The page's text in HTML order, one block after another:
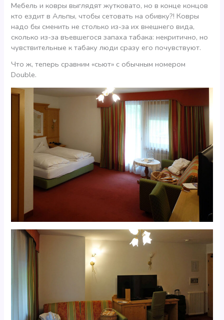
Мебель и ковры выглядят жутковато, но в конце концов
кто ездит в Альпы, чтобы сетовать на обивку?! Ковры
надо бы сменить не столько из-за их внешнего вида,
сколько из-за въевшегося запаха табака: некритично, но
чувствительные к табаку люди сразу его почувствуют.
Что ж, теперь сравним «сьют» с обычным номером
Double.